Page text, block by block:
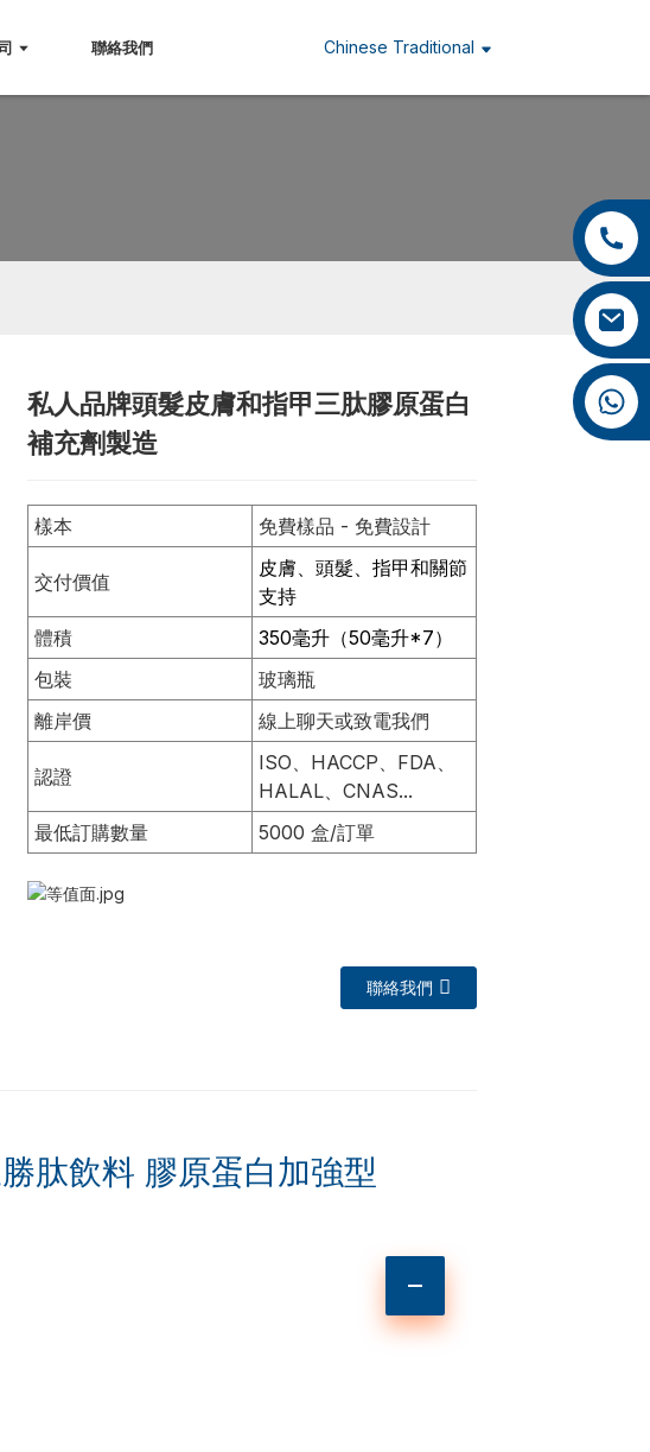
聯絡我們 Chinese Traditional
+86 0592 5599526
+86 18965423693
Loading...
Loading... Loading...
Loading...
私人品牌頭髮皮膚和指甲三肽膠原蛋白
補充劑製造
樣本 免費樣品 - 免費設計
交付價值
皮膚、頭髮、指甲和關節
支持
體積
350毫升（50毫升*7）
包裝
玻璃瓶
離岸價
線上聊天或致電我們
認證
ISO、HACCP、FDA、
HALAL、CNAS...
最低訂購數量
5000 盒/訂單
聯絡我們
肽飲料 膠原蛋白加強型